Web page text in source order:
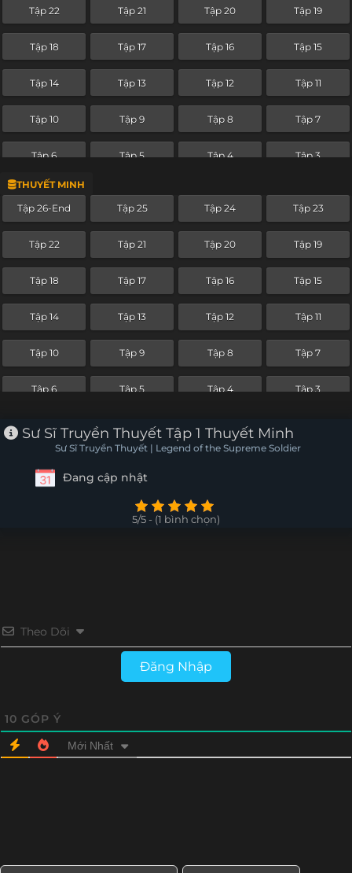
Tập 22 Tập 21 Tập 20 Tập 19
Tập 18 Tập 17 Tập 16 Tập 15
Tập 14 Tập 13 Tập 12 Tập 11
Tập 10 Tập 9 Tập 8 Tập 7
Tập 6 Tập 5 Tập 4 Tập 3
Tập 2
THUYẾT MINH
Tập 26-End Tập 25 Tập 24 Tập 23
Tập 22 Tập 21 Tập 20 Tập 19
Tập 18 Tập 17 Tập 16 Tập 15
Tập 14 Tập 13 Tập 12 Tập 11
Tập 10 Tập 9 Tập 8 Tập 7
Tập 6 Tập 5 Tập 4 Tập 3
Tập 2 Tập 1
Sư Sĩ Truyền Thuyết Tập 1 Thuyết Minh
Sư Sĩ Truyền Thuyết | Legend of the Supreme Soldier
Đang cập nhật
5/5 - (1 bình chọn)
Theo Dõi
Đăng Nhập
10 GÓP Ý
Mới Nhất